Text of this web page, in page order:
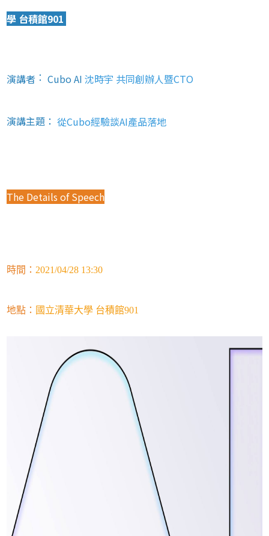
學 台積館901
演講者 ： Cubo AI 沈時宇 共同創辦人暨CTO
演講主題：從Cubo經驗談AI產品落地
The Details of Speech
時間： 2021/04/28 13:30
地點： 國立清華大學 台積館901